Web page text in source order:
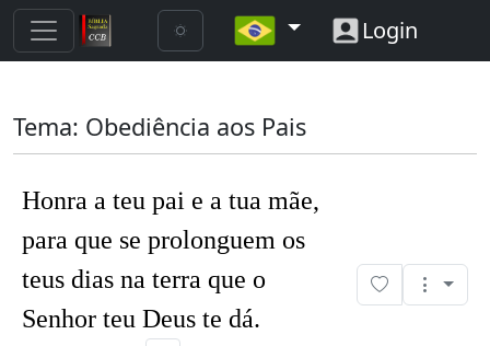
Login
Tema: Obediência aos Pais
Honra a teu pai e a tua mãe,
para que se prolonguem os
teus dias na terra que o
Senhor teu Deus te dá.